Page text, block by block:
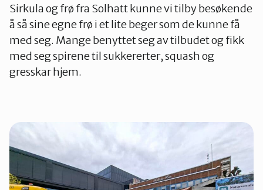
Sirkula og frø fra Solhatt kunne vi tilby besøkende
å så sine egne frø i et lite beger som de kunne få
med seg. Mange benyttet seg av tilbudet og fikk
med seg spirene til sukkererter, squash og
gresskar hjem.